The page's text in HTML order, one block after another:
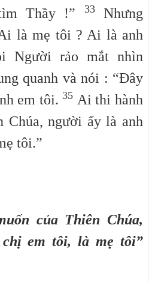
Thầy !”
33Nhưng
là mẹ tôi ? Ai là anh
Người rảo mắt nhìn
quanh và nói : “Đây
em tôi.35 Ai thi hành
Chúa, người ấy là anh
tôi.”
của Thiên Chúa,
em tôi, là mẹ tôi”